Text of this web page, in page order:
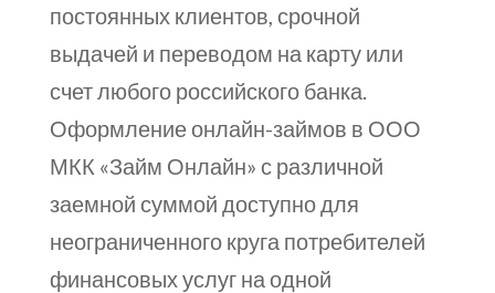
постоянных клиентов, срочной
выдачей и переводом на карту или
счет любого российского банка.
Оформление онлайн-займов в ООО
МКК «Займ Онлайн» с различной
заемной суммой доступно для
неограниченного круга потребителей
финансовых услуг на одной